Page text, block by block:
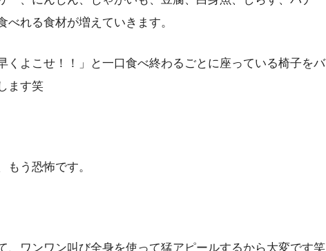
れる食材が増えていきます。
くよこせ！！」と一口食べ終わるごとに座っている椅子をバ
ます笑
う恐怖です。
、ワンワン叫び全身を使って猛アピールするから大変です笑